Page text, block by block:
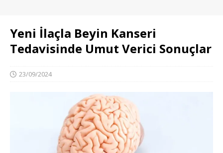
Yeni İlaçla Beyin Kanseri
Tedavisinde Umut Verici Sonuçlar
23/09/2024